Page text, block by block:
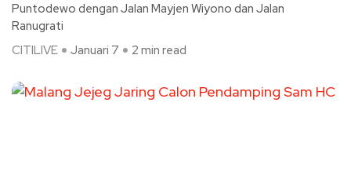
Puntodewo dengan Jalan Mayjen Wiyono dan Jalan
Ranugrati
CITILIVE
Januari 7 2 min read